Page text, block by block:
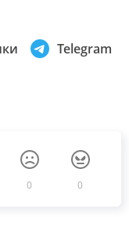
Telegram
0 0